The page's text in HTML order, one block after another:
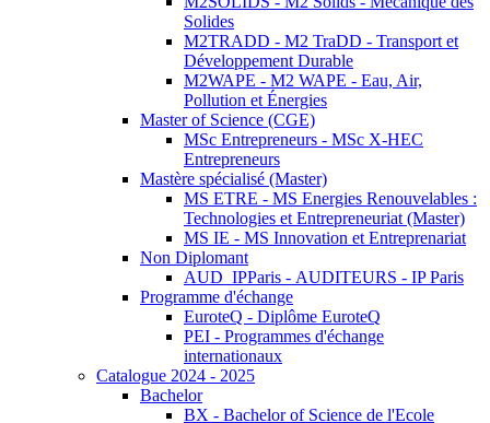
Solides
M2TRADD - M2 TraDD - Transport et
Développement Durable
M2WAPE - M2 WAPE - Eau, Air,
Pollution et Énergies
Master of Science (CGE)
MSc Entrepreneurs - MSc X-HEC
Entrepreneurs
Mastère spécialisé (Master)
MS ETRE - MS Energies Renouvelables :
Technologies et Entrepreneuriat (Master)
MS IE - MS Innovation et Entreprenariat
Non Diplomant
AUD_IPParis - AUDITEURS - IP Paris
Programme d'échange
EuroteQ - Diplôme EuroteQ
PEI - Programmes d'échange
internationaux
Catalogue 2024 - 2025
Bachelor
BX - Bachelor of Science de l'Ecole